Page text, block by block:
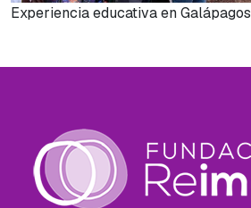
Experiencia educativa en Galápagos